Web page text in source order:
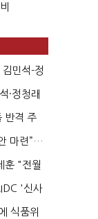
민석-정
·정청래
반격 주
마련”…
훈 "전월
'신사
식품위